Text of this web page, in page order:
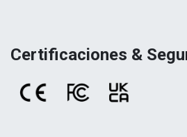
Certificaciones &